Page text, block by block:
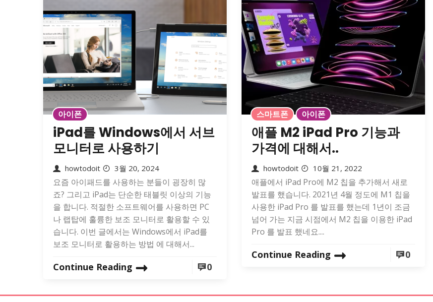
아이폰
iPad를 Windows에서 서브
모니터로 사용하기
howtodoit 3월 20, 2024
요즘 아이패드를 사용하는 분들이 굉장히 많
죠? 그리고 iPad는 단순한 태블릿 이상의 기능
을 합니다. 적절한 소프트웨어를 사용하면 PC
나 랩탑에 훌륭한 보조 모니터로 활용할 수 있
습니다. 이번 글에서는 Windows에서 iPad를
보조 모니터로 활용하는 방법 에 대해서...
Continue Reading 0
스마트폰 아이폰
애플 M2 iPad Pro 기능과
가격에 대해서..
howtodoit 10월 21, 2022
애플에서 iPad Pro에 M2 칩을 추가해서 새로
발표를 했습니다. 2021년 4월 정도에 M1 칩을
사용한 iPad Pro 를 발표를 했는데 1년이 조금
넘어 가는 지금 시점에서 M2 칩을 이용한 iPad
Pro 를 발표 했네요....
Continue Reading 0